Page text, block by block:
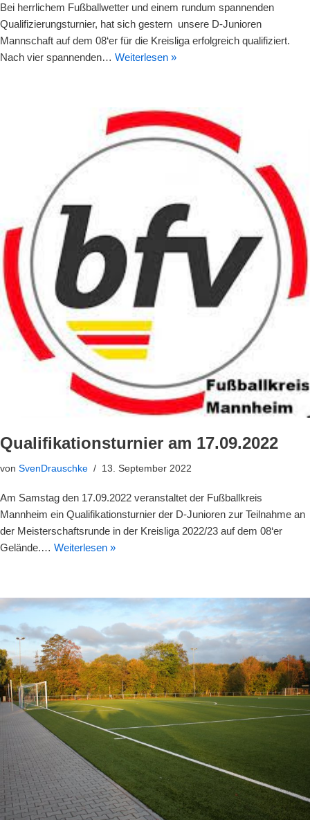
Bei herrlichem Fußballwetter und einem rundum spannenden
Qualifizierungsturnier, hat sich gestern unsere D-Junioren
Mannschaft auf dem 08‘er für die Kreisliga erfolgreich qualifiziert.
Nach vier spannenden… Weiterlesen »
Qualifikationsturnier am 17.09.2022
von SvenDrauschke 13. September 2022
Am Samstag den 17.09.2022 veranstaltet der Fußballkreis
Mannheim ein Qualifikationsturnier der D-Junioren zur Teilnahme an
der Meisterschaftsrunde in der Kreisliga 2022/23 auf dem 08‘er
Gelände.… Weiterlesen »